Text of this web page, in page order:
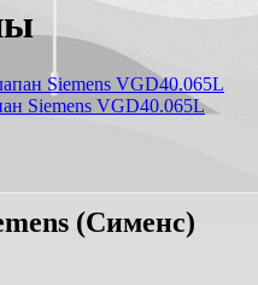
Siemens VGD40.065L
(Сименс)